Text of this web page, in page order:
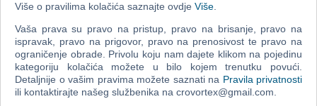
Boon - Pipes (B11088)
Easy Braids (06455) (N)
Boon - Lawn, Green (B377)
Više o pravilima kolačića saznajte ovdje Više
Vaša prava su pravo na pristup, pravo na brisanje, pravo na
ispravak, pravo na prigovor, pravo na prenosivost te pravo na
ograničenje obrade. Privolu koju nam dajete klikom na pojedinu
kategoriju kolačića možete u bilo kojem trenutku povući.
Detaljnije o vašim pravima možete saznati na Pravila privatnosti
ili kontaktirajte našeg službenika na crovortex@gmail.com.